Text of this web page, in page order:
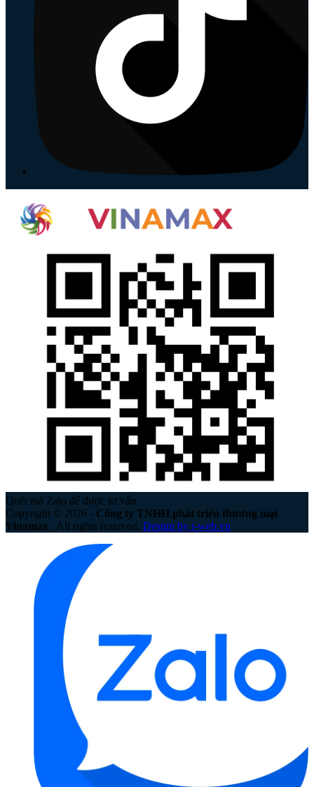
Quét mã Zalo để được tư vấn
Copyright © 2026 - Công ty TNHH phát triển thương mại
Vinamax . All rights reserved. Design by i-web.vn